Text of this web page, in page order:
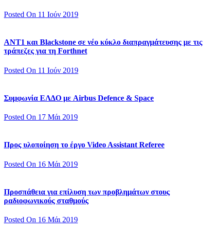
Posted On 11 Ιούν 2019
ΑΝΤ1 και Blackstone σε νέο κύκλο διαπραγμάτευσης με τις
τράπεζες για τη Forthnet
Posted On 11 Ιούν 2019
Συμφωνία ΕΛΔΟ με Airbus Defence & Space
Posted On 17 Μάι 2019
Προς υλοποίηση το έργο Video Assistant Referee
Posted On 16 Μάι 2019
Προσπάθεια για επίλυση των προβλημάτων στους
ραδιοφωνικούς σταθμούς
Posted On 16 Μάι 2019